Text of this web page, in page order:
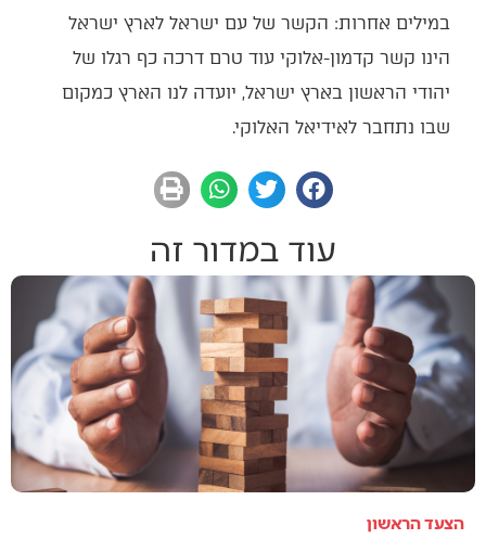
במילים אחרות: הקשר של עם ישראל לארץ ישראל
הינו קשר קדמון-אלוקי עוד טרם דרכה כף רגלו של
יהודי הראשון בארץ ישראל, יועדה לנו הארץ כמקום
שבו נתחבר לאידיאל האלוקי.
עוד במדור זה
הצעד הראשון